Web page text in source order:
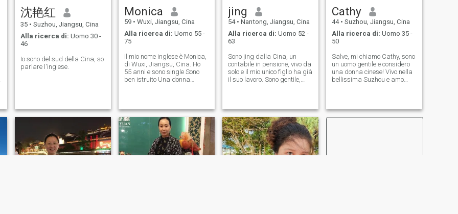
perché quando sono con te
divento una persona
migliore. Non importa dove
siamo, l'amore è il nostro
linguaggio comune. Let us
transnational love legend
that belongs to me and you
(Lasciateci unire le mani per
极，有自己的爱好。我们可
以一起买菜做饭、在柴米油
盐中感受幸福，能陪我在夕
阳下
庭教育和情感规划师，可以
说是谱写人生乐章的同时培
育爱情的
沈艳红
35 • Suzhou, Jiangsu, Cina
Alla ricerca di: Uomo 30 -
46
Io sono del sud della Cina, so
parlare l'inglese.
Monica
59 • Wuxi, Jiangsu, Cina
Alla ricerca di: Uomo 55 -
75
Il mio nome inglese è Monica,
di Wuxi, Jiangsu, Cina. Ho
55 anni e sono single Sono
ben istruito Una donna
altamente istruito e
indipendente Sono leale,
gentile, compassionevole e
indipendente Una donna con
un'anima nobile ama gli altri
come se stessi Mi piace
viaggiare, fare fitness e
jing
54 • Nantong, Jiangsu, Cina
Alla ricerca di: Uomo 52 -
63
Sono jing dalla Cina, un
contabile in pensione, vivo da
solo e il mio unico figlio ha già
il suo lavoro. Sono gentile,
cucinare, andare al cinema,
viaggiare e avere una casa
pulita e ordinata e gli amici
mi considerano il tipo di una
buona moglie Mi piace uno
stile di vita sano e sostengo
una vita semplice e semplice
Cathy
44 • Suzhou, Jiangsu, Cina
Alla ricerca di: Uomo 35 -
50
Salve, mi chiamo Cathy, sono
un uomo gentile e considero
una donna cinese! Vivo nella
bellissima Suzhou e amo
senso di cose risultato! Allo
stesso tempo, posso sempre